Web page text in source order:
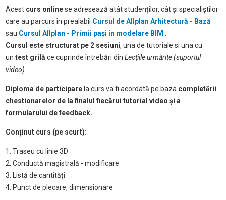
Acest curs onlinese adresează atât studenților, cât și specialiștilor
care au parcurs în prealabil Cursul de Allplan Arhitectură - Bază
sau Cursul Allplan - Primii pași in modelare BIM
Cursul este structurat pe 2sesiuni, una de tutoriale si una cu
un test grilă ce cuprinde întrebări din Lecțiileurmărite(suportul
video)
Diploma de participarela curs va fi acordată pe baza completării
chestionarelor de la finalul fiecărui tutorial video și a
formularului de feedback.
Conținut curs (pe scurt):
1. Traseu cu linie 3D
2. Conductă magistrală - modificare
3. Listă de cantități
4. Punct de plecare, dimensionare